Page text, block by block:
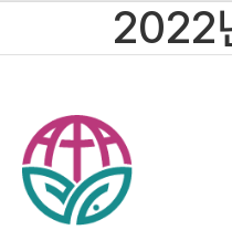
2022